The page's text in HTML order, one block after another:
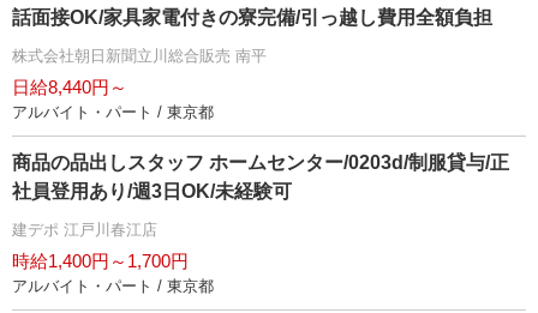
話面接OK/家具家電付きの寮完備/引っ越し費用全額負担
株式会社朝日新聞立川総合販売 南平
日給8,440円～
アルバイト・パート / 東京都
商品の品出しスタッフ ホームセンター/0203d/制服貸与/正
社員登用あり/週3日OK/未経験可
建デポ 江戸川春江店
時給1,400円～1,700円
アルバイト・パート / 東京都